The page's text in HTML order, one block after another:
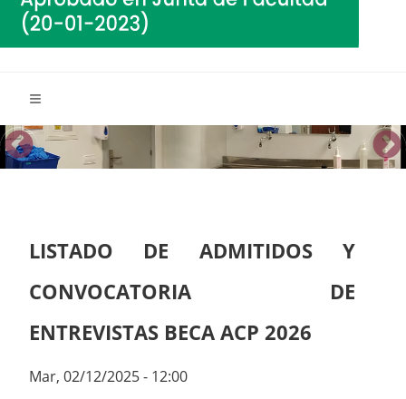
LISTADO DE ADMITIDOS Y
CONVOCATORIA DE
ENTREVISTAS BECA ACP 2026
Mar, 02/12/2025 - 12:00